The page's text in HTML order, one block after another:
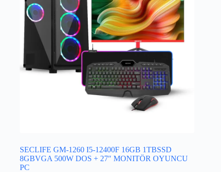
SECLIFE GM-1260 I5-12400F 16GB 1TBSSD
8GBVGA 500W DOS + 27″ MONITÖR OYUNCU
PC